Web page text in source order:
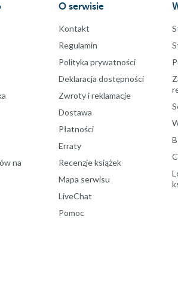
na
O serwisie
Kontakt
Regulamin
Polityka prywatności
Deklaracja dostępności
Zwroty i reklamacje
Dostawa
Płatności
Erraty
Recenzje książek
Mapa serwisu
LiveChat
Pomoc